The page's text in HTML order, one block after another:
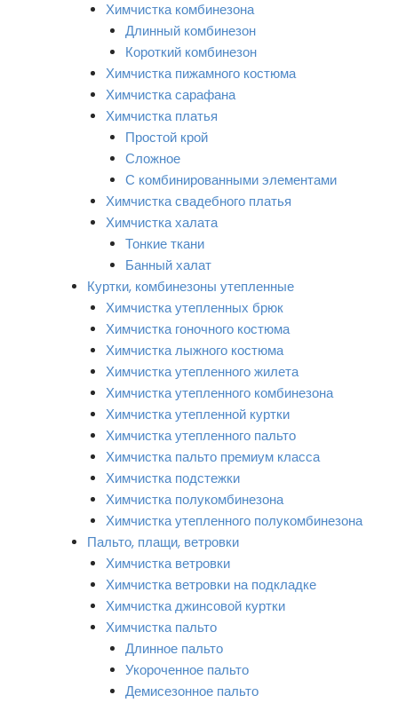
Химчистка комбинезона
Длинный комбинезон
Короткий комбинезон
Химчистка пижамного костюма
Химчистка сарафана
Химчистка платья
Простой крой
Сложное
С комбинированными элементами
Химчистка свадебного платья
Химчистка халата
Тонкие ткани
Банный халат
Куртки, комбинезоны утепленные
Химчистка утепленных брюк
Химчистка гоночного костюма
Химчистка лыжного костюма
Химчистка утепленного жилета
Химчистка утепленного комбинезона
Химчистка утепленной куртки
Химчистка утепленного пальто
Химчистка пальто премиум класса
Химчистка подстежки
Химчистка полукомбинезона
Химчистка утепленного полукомбинезона
Пальто, плащи, ветровки
Химчистка ветровки
Химчистка ветровки на подкладке
Химчистка джинсовой куртки
Химчистка пальто
Длинное пальто
Укороченное пальто
Демисезонное пальто